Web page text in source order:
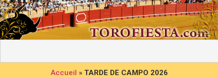
Accueil » TARDE DE CAMPO 2026